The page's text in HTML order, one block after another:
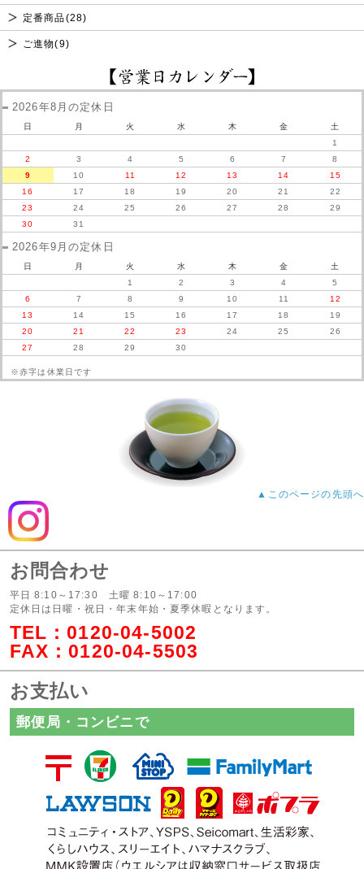
定番商品(28)
ご進物(9)
2026年8月の定休日
日 月 火 水 木 金
土
1
2
3 4 5 6 7
8
9
10 11 12 13 14
15
16
17 18 19 20 21
22
23
24 25 26 27 28
29
30
31
2026年9月の定休日
日 月 火 水 木 金
土
1
2 3 4
5
6
7 8 9 10 11
12
13
14 15 16 17 18
19
20
21 22 23 24 25
26
27
28 29 30
※赤字は休業日です
▲このページの先頭へ
お問合わせ
平日 8:10～17:30 土曜 8:10～17:00
定休日は日曜・祝日・年末年始・夏季休暇となります。
TEL： 0120-04-5002
FAX：0120-04-5503
お支払い
郵便局・コンビニで